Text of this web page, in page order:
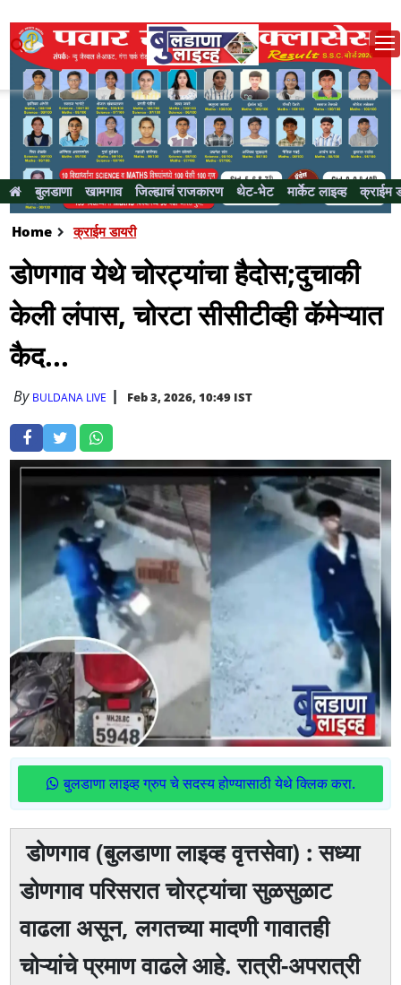
बुलडाणा खामगाव जिल्ह्याचं राजकारण थेट-भेट मार्केट लाइव्ह क्राईम
Home क्राईम डायरी
डोणगाव येथे चोरट्यांचा हैदोस;दुचाकी
केली लंपास, चोरटा सीसीटीव्ही कॅमेऱ्यात
कैद...
By BULDANA LIVE Feb 3, 2026, 10:49 IST
बुलडाणा लाइव्ह ग्रुप चे सदस्य होण्यासाठी येथे क्लिक करा.
डोणगाव (बुलडाणा लाइव्ह वृत्तसेवा) : सध्या
डोणगाव परिसरात चोरट्यांचा सुळसुळाट
वाढला असून, लगतच्या मादणी गावातही
चोऱ्यांचे प्रमाण वाढले आहे. रात्री-अपरात्री